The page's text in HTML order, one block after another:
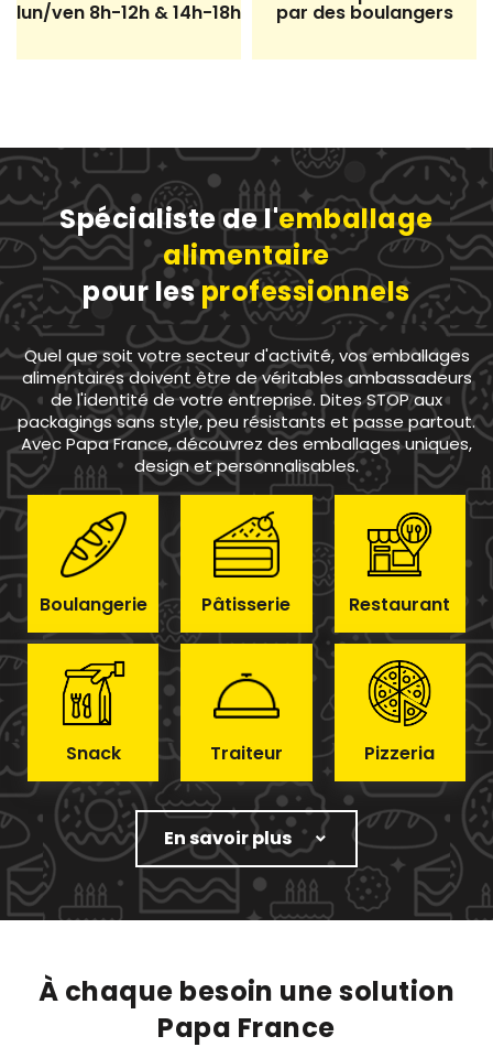
lun/ven 8h-12h & 14h-18h par des boulangers
Spécialiste de l'emballage
alimentaire
pour lesprofessionnels
Quel que soit votre secteur d'activité, vos emballages
alimentaires doivent être de véritables ambassadeurs
de l'identité de votre entreprise. Dites STOP aux
packagings sans style, peu résistants et passe partout.
Avec Papa France, découvrez des emballages uniques,
design et personnalisables.
Boulangerie Pâtisserie Restaurant
Snack Traiteur Pizzeria
En savoir plus
À chaque besoin une solution
Papa France